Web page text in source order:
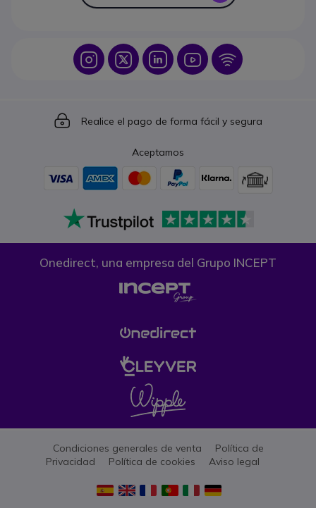
Icon IconIcon Icon Icon
Icon
Realice el pago de forma fácil y segura
Aceptamos
Onedirect, una empresa del Grupo INCEPT
Condiciones generales de venta
Política de
Privacidad
Política de cookies Aviso legal